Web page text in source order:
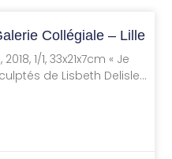
Collégiale – Lille
1/1, 33x21x7cm « Je
de Lisbeth Delisle…